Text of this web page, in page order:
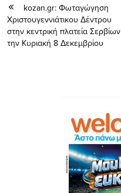
kozan.gr: Φωταγώγηση
Χριστουγεννιάτικου Δέντρου
στην κεντρική πλατεία Σερβίων
την Κυριακή 8 Δεκεμβρίου